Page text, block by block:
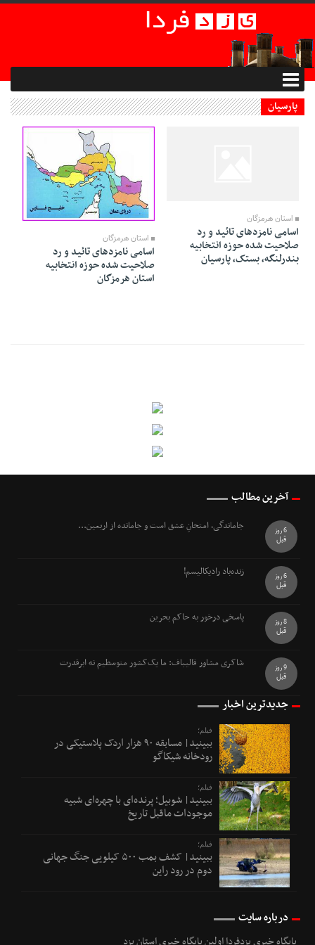
پارسیان
استان هرمزگان
اسامی نامزدهای تائید و رد
صلاحیت شده حوزه انتخابیه
بندرلنگه، بستک، پارسیان
30 Dey 1394 - 16:34
استان هرمزگان
اسامی نامزدهای تائید و رد
صلاحیت شده حوزه انتخابیه
استان هرمزگان
آخرین مطالب
جاماندگی، امتحانِ عشق است و جامانده از اربعین...
6 روز
قبل
زنده‌باد رادیکالیسم!
6 روز
قبل
پاسخی درخور به حاکم بحرین
8 روز
قبل
شاکری مشاور قالیباف: ما یک‌کشور متوسطیم نه ابرقدرت
9 روز
قبل
جدیدترین اخبار
فیلم؛
ببینید| مسابقه ۹۰ هزار اردک پلاستیکی در
رودخانه شیکاگو
فیلم؛
ببینید| شوبیل؛ پرنده‌ای با چهره‌ای شبیه
موجودات ماقبل تاریخ
فیلم؛
ببینید| کشف بمب ۵۰۰ کیلویی جنگ جهانی
دوم در رود راین
درباره سایت